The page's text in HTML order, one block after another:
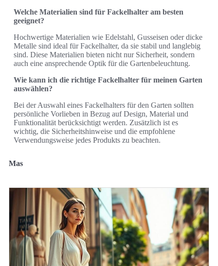
Welche Materialien sind für Fackelhalter am besten
geeignet?
Hochwertige Materialien wie Edelstahl, Gusseisen oder dicke
Metalle sind ideal für Fackelhalter, da sie stabil und langlebig
sind. Diese Materialien bieten nicht nur Sicherheit, sondern
auch eine ansprechende Optik für die Gartenbeleuchtung.
Wie kann ich die richtige Fackelhalter für meinen Garten
auswählen?
Bei der Auswahl eines Fackelhalters für den Garten sollten
persönliche Vorlieben in Bezug auf Design, Material und
Funktionalität berücksichtigt werden. Zusätzlich ist es
wichtig, die Sicherheitshinweise und die empfohlene
Verwendungsweise jedes Produkts zu beachten.
Mas